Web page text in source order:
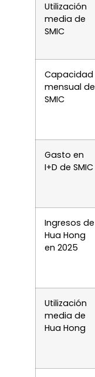
Utilización
media de
SMIC
Capacidad
mensual de
SMIC
Gasto en
I+D de SMIC
Ingresos de
Hua Hong
en 2025
Utilización
media de
Hua Hong